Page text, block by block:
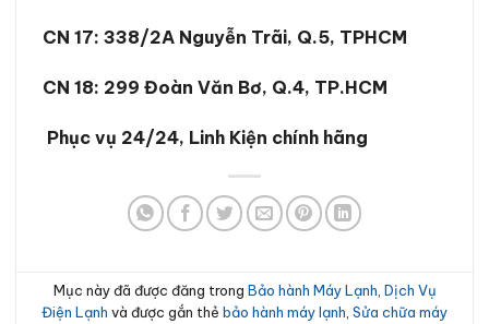
CN 17: 338/2A Nguyễn Trãi, Q.5, TPHCM
CN 18: 299 Đoàn Văn Bơ, Q.4, TP.HCM
Phục vụ 24/24, Linh Kiện chính hãng
Mục này đã được đăng trong Bảo hành Máy Lạnh, Dịch Vụ
Điện Lạnh và được gắn thẻ bảo hành máy lạnh, Sửa chữa máy